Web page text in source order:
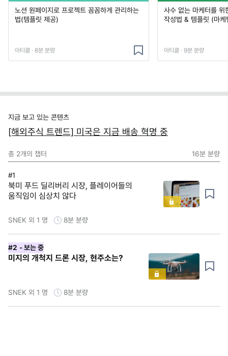
노션 원페이지로 프로젝트 꼼꼼하게 관리하는
법(템플릿 제공)
아티클 · 8분 분량
사수 없는 마케터를 위
작성법 & 템플릿 (마
아티클 · 9분 분량
지금 보고 있는 콘텐츠
[해외주식 트렌드] 미국은 지금 배송 혁명 중
총 2개의 챕터 16분 분량
#1
북미 푸드 딜리버리 시장, 플레이어들의
움직임이 심상치 않다
SNEK 외 1 명 8분 분량
#2 - 보는 중
미지의 개척지 드론 시장, 현주소는?
SNEK 외 1 명 8분 분량